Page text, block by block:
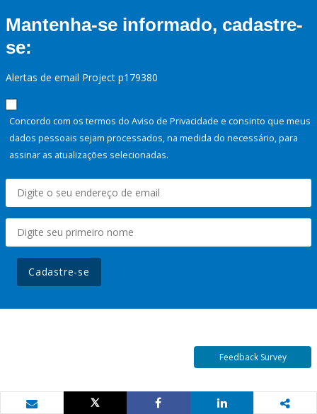
Mantenha-se informado, cadastre-
se:
Alertas de email Project p179380
Concordo com os termos do Aviso de Privacidade e consinto que meus
dados pessoais sejam processados, na medida do necessário, para
assinar as atualizações selecionadas.
Cadastre-se
Feedback Survey